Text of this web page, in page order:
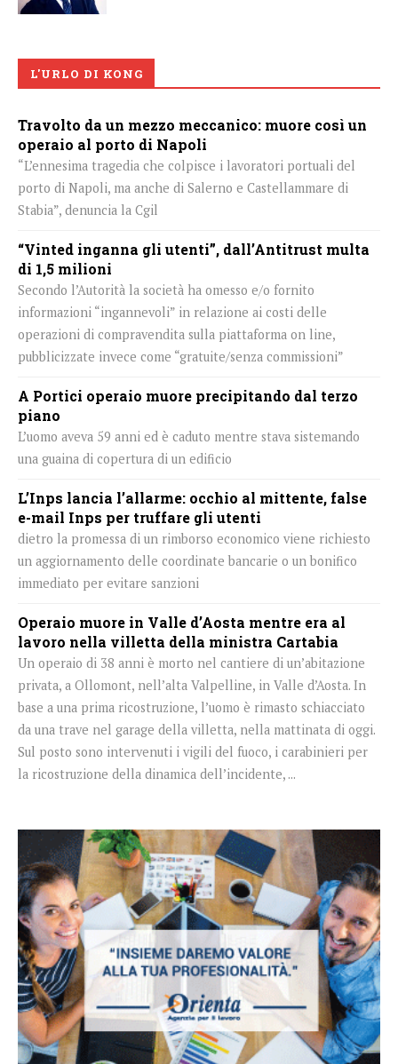
L'URLO DI KONG
Travolto da un mezzo meccanico: muore così un
operaio al porto di Napoli
“L’ennesima tragedia che colpisce i lavoratori portuali del
porto di Napoli, ma anche di Salerno e Castellammare di
Stabia”, denuncia la Cgil
“Vinted inganna gli utenti”, dall’Antitrust multa
di 1,5 milioni
Secondo l’Autorità la società ha omesso e/o fornito
informazioni “ingannevoli” in relazione ai costi delle
operazioni di compravendita sulla piattaforma on line,
pubblicizzate invece come “gratuite/senza commissioni”
A Portici operaio muore precipitando dal terzo
piano
L’uomo aveva 59 anni ed è caduto mentre stava sistemando
una guaina di copertura di un edificio
L’Inps lancia l’allarme: occhio al mittente, false
e-mail Inps per truffare gli utenti
dietro la promessa di un rimborso economico viene richiesto
un aggiornamento delle coordinate bancarie o un bonifico
immediato per evitare sanzioni
Operaio muore in Valle d’Aosta mentre era al
lavoro nella villetta della ministra Cartabia
Un operaio di 38 anni è morto nel cantiere di un’abitazione
privata, a Ollomont, nell’alta Valpelline, in Valle d’Aosta. In
base a una prima ricostruzione, l’uomo è rimasto schiacciato
da una trave nel garage della villetta, nella mattinata di oggi.
Sul posto sono intervenuti i vigili del fuoco, i carabinieri per
la ricostruzione della dinamica dell’incidente, ...